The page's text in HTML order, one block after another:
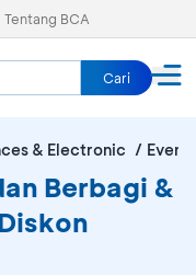
Tentang BCA
Cari
& Electronic Event
Berbagi &